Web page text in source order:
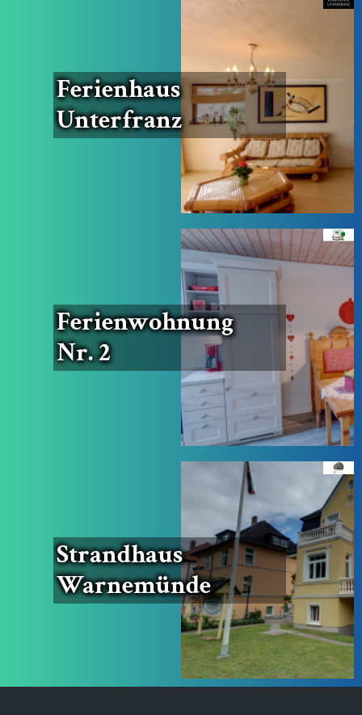
Feri­en­haus
Unterfranz
Feri­en­woh­nung
Nr. 2
Strand­haus
Warnemünde